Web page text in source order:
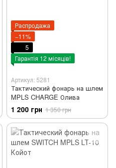
Распродажа
−11%
5
Гарантія 12 місяців!
Артикул: 5281
Тактический фонарь на шлем
MPLS CHARGE Олива
1 200 грн 1 350 грн